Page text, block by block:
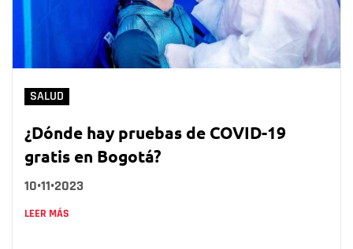
SALUD
¿Dónde hay pruebas de COVID-19
gratis en Bogotá?
10•11•2023
LEER MÁS